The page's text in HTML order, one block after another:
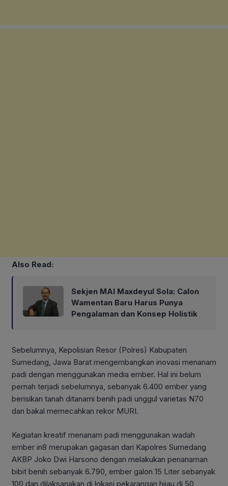
Also Read:
Sekjen MAI Maxdeyul Sola: Calon
Wamentan Baru Harus Punya
Pengalaman dan Konsep Holistik
Sebelumnya, Kepolisian Resor (Polres) Kabupaten
Sumedang, Jawa Barat mengembangkan inovasi menanam
padi dengan menggunakan media ember. Hal ini belum
pernah terjadi sebelumnya, sebanyak 6.400 ember yang
berisikan tanah ditanami benih padi unggul varietas N70
dan bakal memecahkan rekor MURI.
Kegiatan kreatif menanam padi menggunakan wadah
ember in8 merupakan gagasan dari Kapolres Sumedang
AKBP Joko Dwi Harsono dengan melakukan penanaman
bibit benih sebanyak 6.790, ember galon 15 Liter sebanyak
100 dan dilaksanakan di lokasi pekarangan hijau di 50